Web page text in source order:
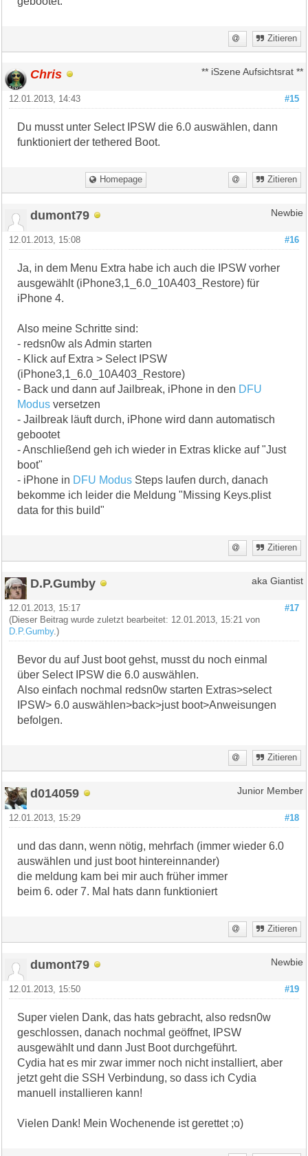
Zitieren
Chris ** iSzene Aufsichtsrat **
#15
12.01.2013, 14:43
Du musst unter Select IPSW die 6.0 auswählen, dann
funktioniert der tethered Boot.
Homepage Zitieren
dumont79 Newbie
#16
12.01.2013, 15:08
Ja, in dem Menu Extra habe ich auch die IPSW vorher
ausgewählt (iPhone3,1_6.0_10A403_Restore) für
iPhone 4.
Also meine Schritte sind:
- redsn0w als Admin starten
- Klick auf Extra > Select IPSW
(iPhone3,1_6.0_10A403_Restore)
- Back und dann auf Jailbreak, iPhone in den DFU
Modus versetzen
- Jailbreak läuft durch, iPhone wird dann automatisch
gebootet
- Anschließend geh ich wieder in Extras klicke auf "Just
boot"
- iPhone in DFU Modus Steps laufen durch, danach
bekomme ich leider die Meldung "Missing Keys.plist
data for this build"
Zitieren
D.P.Gumby aka Giantist
#17
12.01.2013, 15:17
(Dieser Beitrag wurde zuletzt bearbeitet: 12.01.2013, 15:21 von
D.P.Gumby.)
Bevor du auf Just boot gehst, musst du noch einmal
über Select IPSW die 6.0 auswählen.
Also einfach nochmal redsn0w starten Extras>select
IPSW> 6.0 auswählen>back>just boot>Anweisungen
befolgen.
Zitieren
d014059 Junior Member
#18
12.01.2013, 15:29
und das dann, wenn nötig, mehrfach (immer wieder 6.0
auswählen und just boot hintereinnander)
die meldung kam bei mir auch früher immer
beim 6. oder 7. Mal hats dann funktioniert
Zitieren
dumont79 Newbie
#19
12.01.2013, 15:50
Super vielen Dank, das hats gebracht, also redsn0w
geschlossen, danach nochmal geöffnet, IPSW
ausgewählt und dann Just Boot durchgeführt.
Cydia hat es mir zwar immer noch nicht installiert, aber
jetzt geht die SSH Verbindung, so dass ich Cydia
manuell installieren kann!
Vielen Dank! Mein Wochenende ist gerettet ;o)